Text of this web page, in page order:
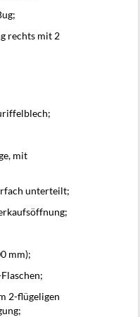
rechts mit 2
mit
unterteilt;
mm);
2-flügeligen